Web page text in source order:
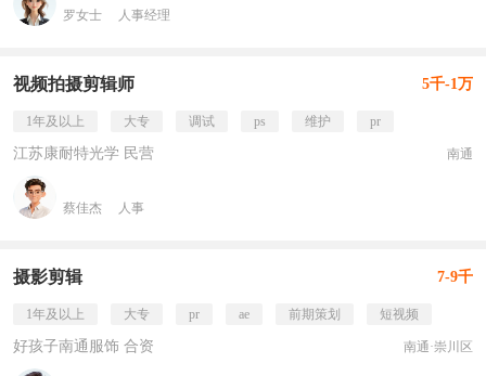
罗女士 人事经理
视频拍摄剪辑师 5千-1万
1年及以上 大专 调试 ps 维护 pr
江苏康耐特光学 民营 南通
蔡佳杰 人事
摄影剪辑 7-9千
1年及以上 大专 pr ae 前期策划 短视频
好孩子南通服饰 合资 南通·崇川区